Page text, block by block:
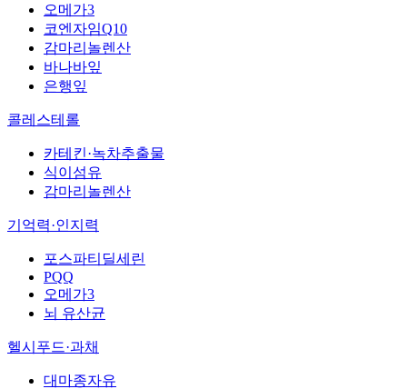
오메가3
코엔자임Q10
감마리놀렌산
바나바잎
은행잎
콜레스테롤
카테킨·녹차추출물
식이섬유
감마리놀렌산
기억력·인지력
포스파티딜세린
PQQ
오메가3
뇌 유산균
헬시푸드·과채
대마종자유